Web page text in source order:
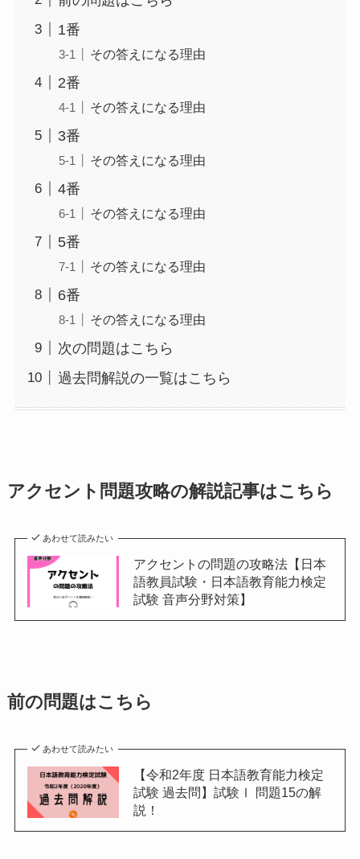
1番
その答えになる理由
2番
その答えになる理由
3番
その答えになる理由
4番
その答えになる理由
5番
その答えになる理由
6番
その答えになる理由
次の問題はこちら
過去問解説の一覧はこちら
アクセント問題攻略の解説記事はこちら
あわせて読みたい
アクセントの問題の攻略法【日本
語教員試験・日本語教育能力検定
試験 音声分野対策】
前の問題はこちら
あわせて読みたい
【令和2年度 日本語教育能力検定
試験 過去問】試験Ⅰ 問題15の解
説！